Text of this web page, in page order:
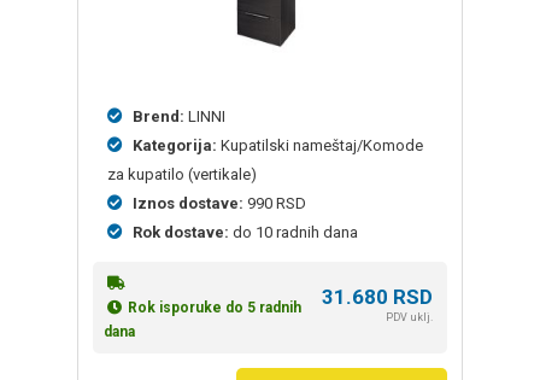
Brend: LINNI
Kategorija: Kupatilski nameštaj/Komode
za kupatilo (vertikale)
Iznos dostave: 990 RSD
Rok dostave: do 10 radnih dana
Rok isporuke do 5 radnih
dana
31.680 RSD
PDV uklj.